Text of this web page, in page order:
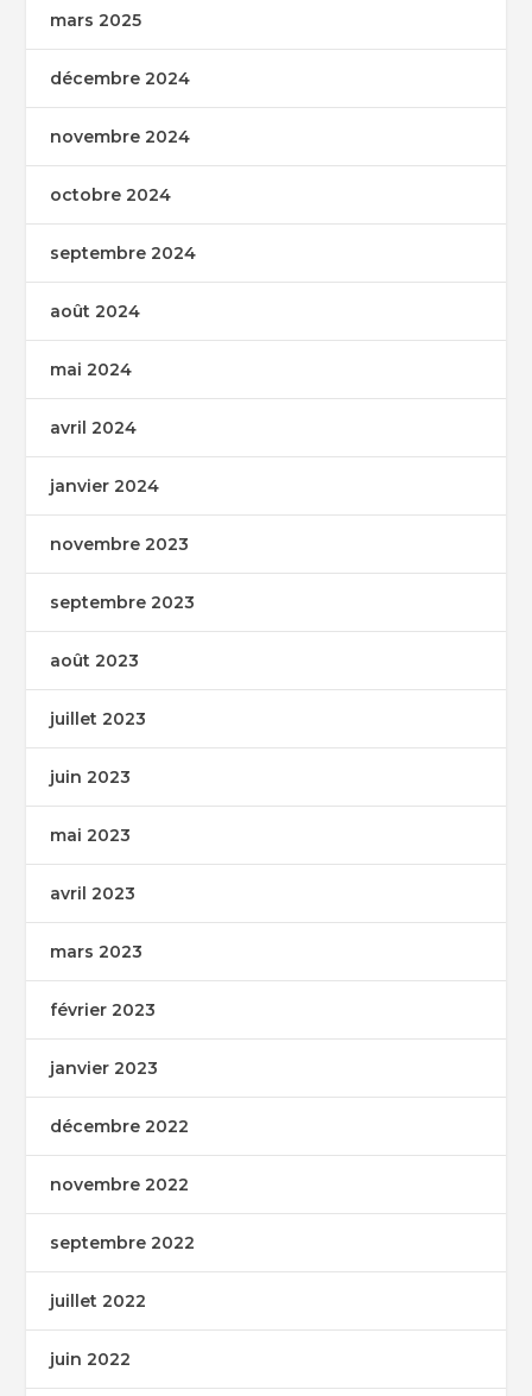
mars 2025
décembre 2024
novembre 2024
octobre 2024
septembre 2024
août 2024
mai 2024
avril 2024
janvier 2024
novembre 2023
septembre 2023
août 2023
juillet 2023
juin 2023
mai 2023
avril 2023
mars 2023
février 2023
janvier 2023
décembre 2022
novembre 2022
septembre 2022
juillet 2022
juin 2022